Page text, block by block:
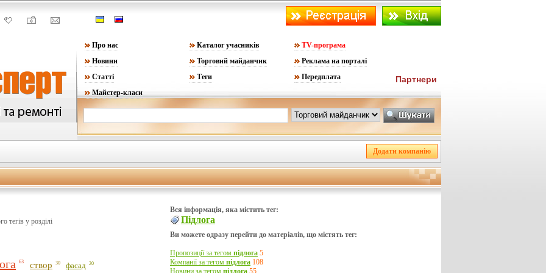
Про нас Каталог учасників
TV-програма
Новини
Торговий майданчик
Реклама на порталі
Статті
Теги
Передплата
Майстер-класи
Партнери
тегів у розділі
Вся інформація, яка містить тег:
Підлога
63 створ 30 фасад 20
Ви можете одразу перейти до матеріалів, що містять тег:
Пропозиції за тегом підлога 5
Компанії за тегом підлога 108
Новини за тегом підлога 55